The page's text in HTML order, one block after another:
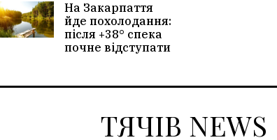
На Закарпаття
йде похолодання:
після +38° спека
почне відступати
ТЯЧІВ NEWS